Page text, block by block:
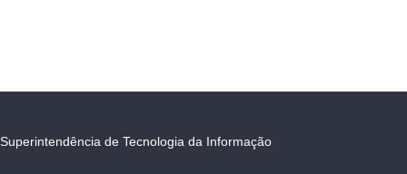
Superintendência de Tecnologia da Informação